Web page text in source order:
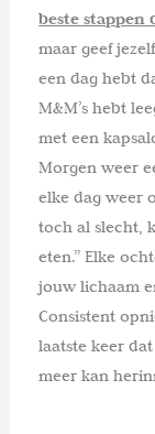
beste stappen
maar geef
een dag hebt
M&M’s hebt
met een
Morgen weer
elke dag weer
toch al slecht,
eten.” Elke
jouw lichaam
Consistent
laatste keer
meer kan